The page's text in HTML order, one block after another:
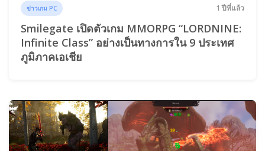
ข่าวเกม PC 1 ปีที่แล้ว
Smilegate เปิดตัวเกม MMORPG “LORDNINE:
Infinite Class” อย่างเป็นทางการใน 9 ประเทศ
ภูมิภาคเอเชีย